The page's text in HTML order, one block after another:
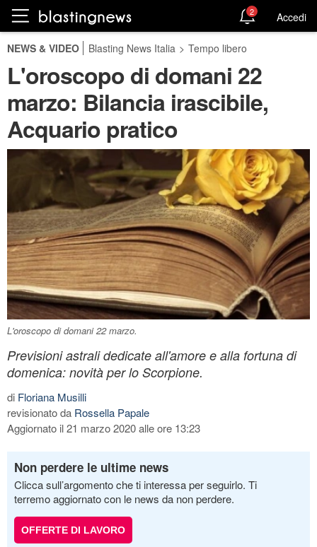
2 Accedi
NEWS & VIDEO Blasting News Italia > Tempo libero
L'oroscopo di domani 22
marzo: Bilancia irascibile,
Acquario pratico
L'oroscopo di domani 22 marzo.
Previsioni astrali dedicate all'amore e alla fortuna di
domenica: novità per lo Scorpione.
di Floriana Musilli
revisionato da Rossella Papale
Aggiornato il 21 marzo 2020 alle ore 13:23
Non perdere le ultime news
Clicca sull’argomento che ti interessa per seguirlo. Ti
terremo aggiornato con le news da non perdere.
OFFERTE DI LAVORO